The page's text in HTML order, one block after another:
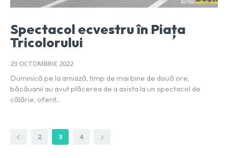
Spectacol ecvestru în Piața
Tricolorului
23 OCTOMBRIE 2022
Duminică pe la amiază, timp de mai bine de două ore,
băcăuanii au avut plăcerea de a asista la un spectacol de
călărie, oferit...
2 3 4